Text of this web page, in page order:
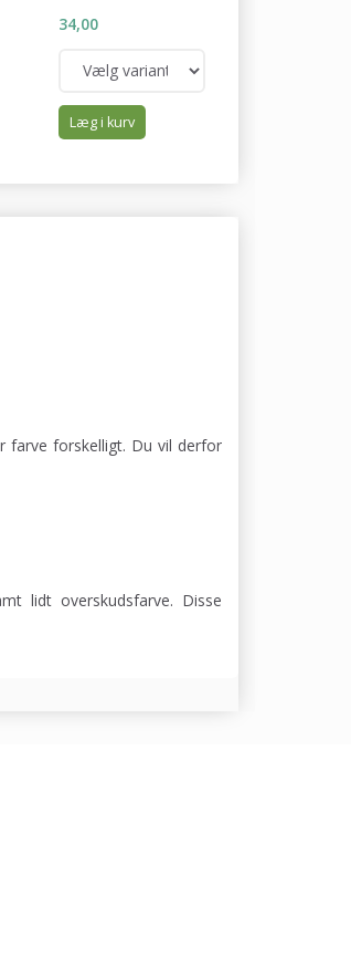
34,00
Læg i kurv
farve forskelligt. Du vil derfor
lidt overskudsfarve. Disse